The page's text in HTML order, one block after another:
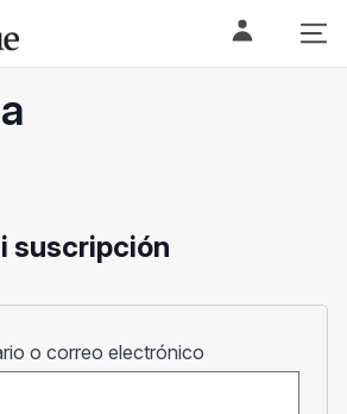
suscripción
o correo electrónico